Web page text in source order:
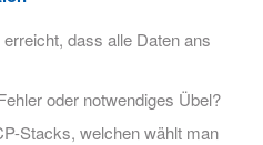
dass alle Daten ans
oder notwendiges Übel?
Stacks, welchen wählt man